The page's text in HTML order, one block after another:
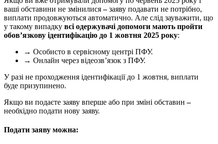
ваші обставини не змінилися–заяву подавати не потрібно,
виплати продовжуються автоматично. Але слід зауважити, що
у такому випадку всі одержувачі допомоги мають пройти
обов’язкову ідентифікацію до 1 жовтня 2025 року:
→ Особисто в сервісному центрі ПФУ.
→ Онлайн через відеозв’язок з ПФУ.
У разі не проходження ідентифікації до 1 жовтня, виплати
буде призупинено.
Якщо ви подаєте заяву вперше або при зміні обставин–
необхідно подати нову заяву.
Подати заяву можна: